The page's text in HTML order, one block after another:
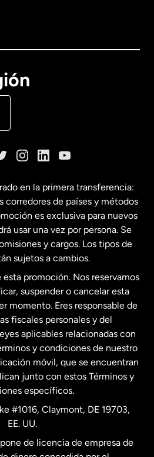
English
Español
en la primera transferencia:
corredores de países y métodos
es exclusiva para nuevos
usar una vez por persona. Se
y cargos. Los tipos de
sujetos a cambios.
esta promoción. Nos reservamos
suspender o cancelar esta
momento. Eres responsable de
fiscales personales y del
aplicables relacionadas con
y condiciones de nuestro
móvil, que se encuentran
junto con estos Términos y
específicos.
#1016, Claymont, DE 19703,
EE. UU.
de licencia de empresa de